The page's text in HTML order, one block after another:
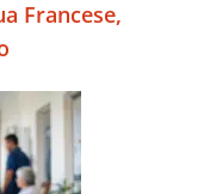
Francese,